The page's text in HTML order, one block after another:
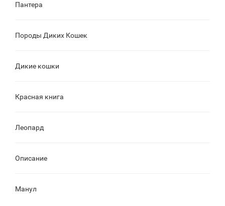
Пантера
Породы Диких Кошек
Дикие кошки
Красная книга
Леопард
Описание
Манул